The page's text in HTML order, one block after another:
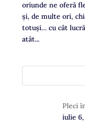
oriunde ne oferă
și, de multe ori,
totuși… cu cât
atât...
Pleci
iulie